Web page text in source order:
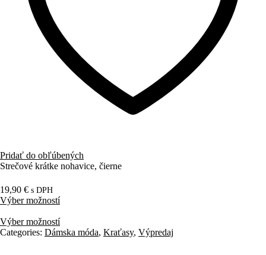
Pridať do obľúbených
Strečové krátke nohavice, čierne
19,90 € s DPH
Výber možností
Výber možností
Categories: Dámska móda, Kraťasy, Výpredaj